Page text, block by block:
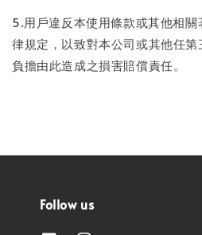
5.用戶違反本使用條款或其他相
律規定，以致對本公司或其他任
負擔由此造成之損害賠償責任。
Follow us